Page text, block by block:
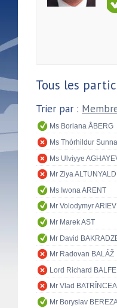
Tous les
Trier par :
Ms Boriana ÅBERG
Ms Thórhildur
Ms Ulviyye
Mr Ziya
Ms Iwona ARENT
Mr Volodymyr ARIEV
Mr Marek AST
Mr David
Mr Radovan BALÁŽ
Lord Richard BALFE
Mr Vlad BATRÎNCEA
Mr Boryslav